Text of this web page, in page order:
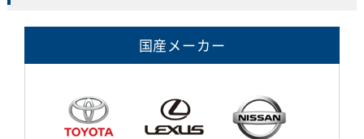
国産メーカー